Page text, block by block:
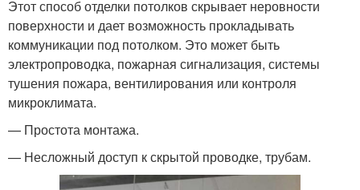
Этот способ отделки потолков скрывает неровности
поверхности и дает возможность прокладывать
коммуникации под потолком. Это может быть
электропроводка, пожарная сигнализация, системы
тушения пожара, вентилирования или контроля
микроклимата.
— Простота монтажа.
— Несложный доступ к скрытой проводке, трубам.